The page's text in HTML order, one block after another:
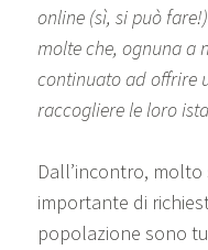
online (sì, si può
molte che, ognuna a
continuato ad offrire
raccogliere le loro
Dall’incontro,
importante di
popolazione sono